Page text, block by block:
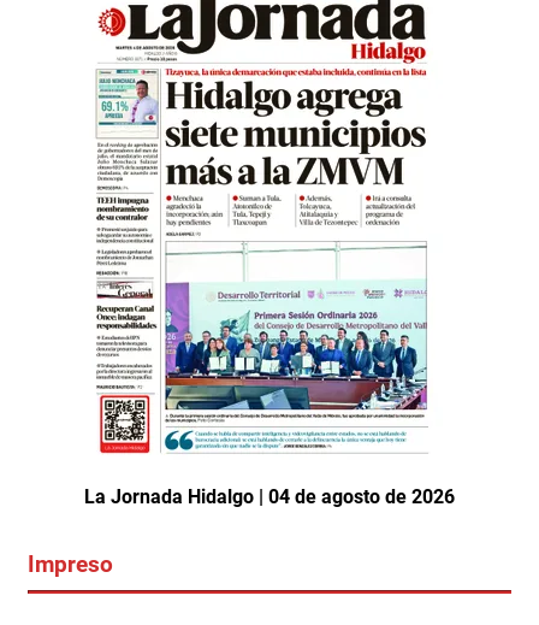
La Jornada Hidalgo | 04 de agosto de 2026
Impreso